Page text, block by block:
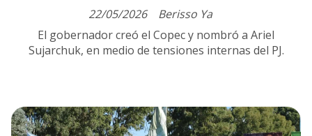
Berisso Ya
22/05/2026
El gobernador creó el Copec y nombró a Ariel
Sujarchuk, en medio de tensiones internas del PJ.